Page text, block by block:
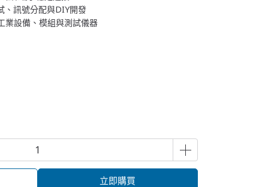
、訊號分配與DIY開發
設備、模組與測試儀器
立即購買